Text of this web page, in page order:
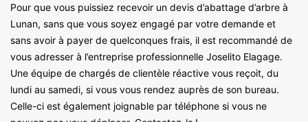
Pour que vous puissiez recevoir un devis d’abattage d’arbre à
Lunan, sans que vous soyez engagé par votre demande et
sans avoir à payer de quelconques frais, il est recommandé de
vous adresser à l’entreprise professionnelle Joselito Elagage.
Une équipe de chargés de clientèle réactive vous reçoit, du
lundi au samedi, si vous vous rendez auprès de son bureau.
Celle-ci est également joignable par téléphone si vous ne